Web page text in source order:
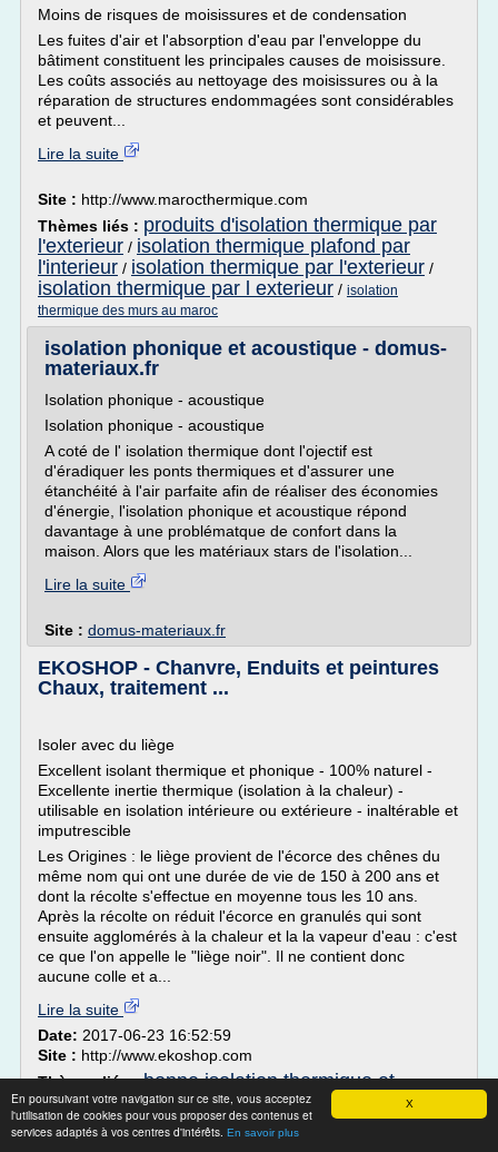
X
En poursuivant votre navigation sur ce site, vous acceptez
l'utilisation de cookies pour vous proposer des contenus et
services adaptés à vos centres d'intérêts. En savoir plus
Moins de risques de moisissures et de condensation
Les fuites d'air et l'absorption d'eau par l'enveloppe du
bâtiment constituent les principales causes de moisissure.
Les coûts associés au nettoyage des moisissures ou à la
réparation de structures endommagées sont considérables
et peuvent...
Lire la suite
Site : http://www.marocthermique.com
Thèmes liés : produits d'isolation thermique par
l'exterieur / isolation thermique plafond par
l'interieur / isolation thermique par l'exterieur /
isolation thermique par l exterieur / isolation
thermique des murs au maroc
isolation phonique et acoustique - domus-
materiaux.fr
Isolation phonique - acoustique
Isolation phonique - acoustique
A coté de l' isolation thermique dont l'ojectif est
d'éradiquer les ponts thermiques et d'assurer une
étanchéité à l'air parfaite afin de réaliser des économies
d'énergie, l'isolation phonique et acoustique répond
davantage à une problématque de confort dans la
maison. Alors que les matériaux stars de l'isolation...
Lire la suite
Site : domus-materiaux.fr
EKOSHOP - Chanvre, Enduits et peintures
Chaux, traitement ...
Isoler avec du liège
Excellent isolant thermique et phonique - 100% naturel -
Excellente inertie thermique (isolation à la chaleur) -
utilisable en isolation intérieure ou extérieure - inaltérable et
imputrescible
Les Origines : le liège provient de l'écorce des chênes du
même nom qui ont une durée de vie de 150 à 200 ans et
dont la récolte s'effectue en moyenne tous les 10 ans.
Après la récolte on réduit l'écorce en granulés qui sont
ensuite agglomérés à la chaleur et la la vapeur d'eau : c'est
ce que l'on appelle le "liège noir". Il ne contient donc
aucune colle et a...
Lire la suite
Date: 2017-06-23 16:52:59
Site : http://www.ekoshop.com
Thèmes liés :bonne isolation thermique et
phonique/avantage d'une bonne isolation
thermique/isolation thermique phonique/
isolation thermique par l'exterieur chanvre